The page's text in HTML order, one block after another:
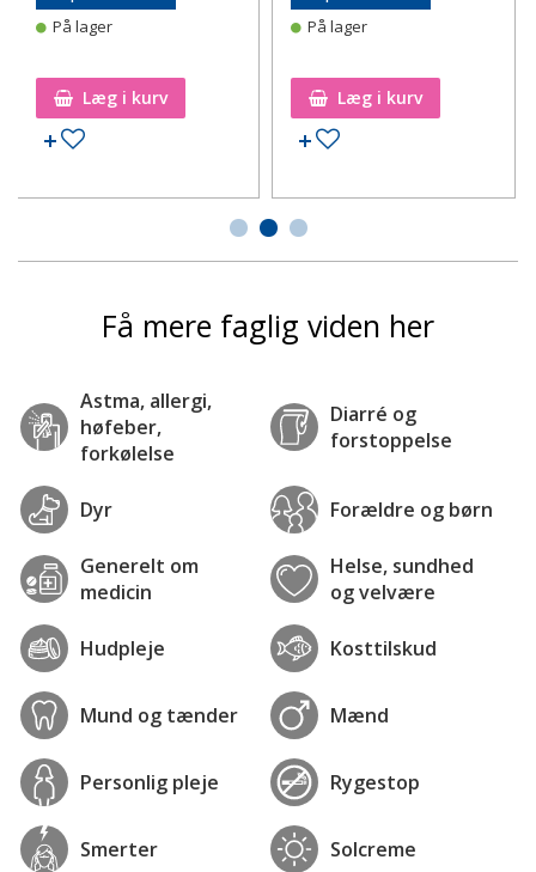
På lager
Læg i kurv
Tilføj til ønskeseddel
På lager
Læg i kurv
Tilføj til ønskeseddel
Få mere faglig viden her
Astma, allergi,
høfeber,
forkølelse
Diarré og
forstoppelse
Dyr Forældre og børn
Generelt om
medicin
Helse, sundhed
og velvære
Hudpleje Kosttilskud
Mund og tænder Mænd
Personlig pleje Rygestop
Smerter Solcreme